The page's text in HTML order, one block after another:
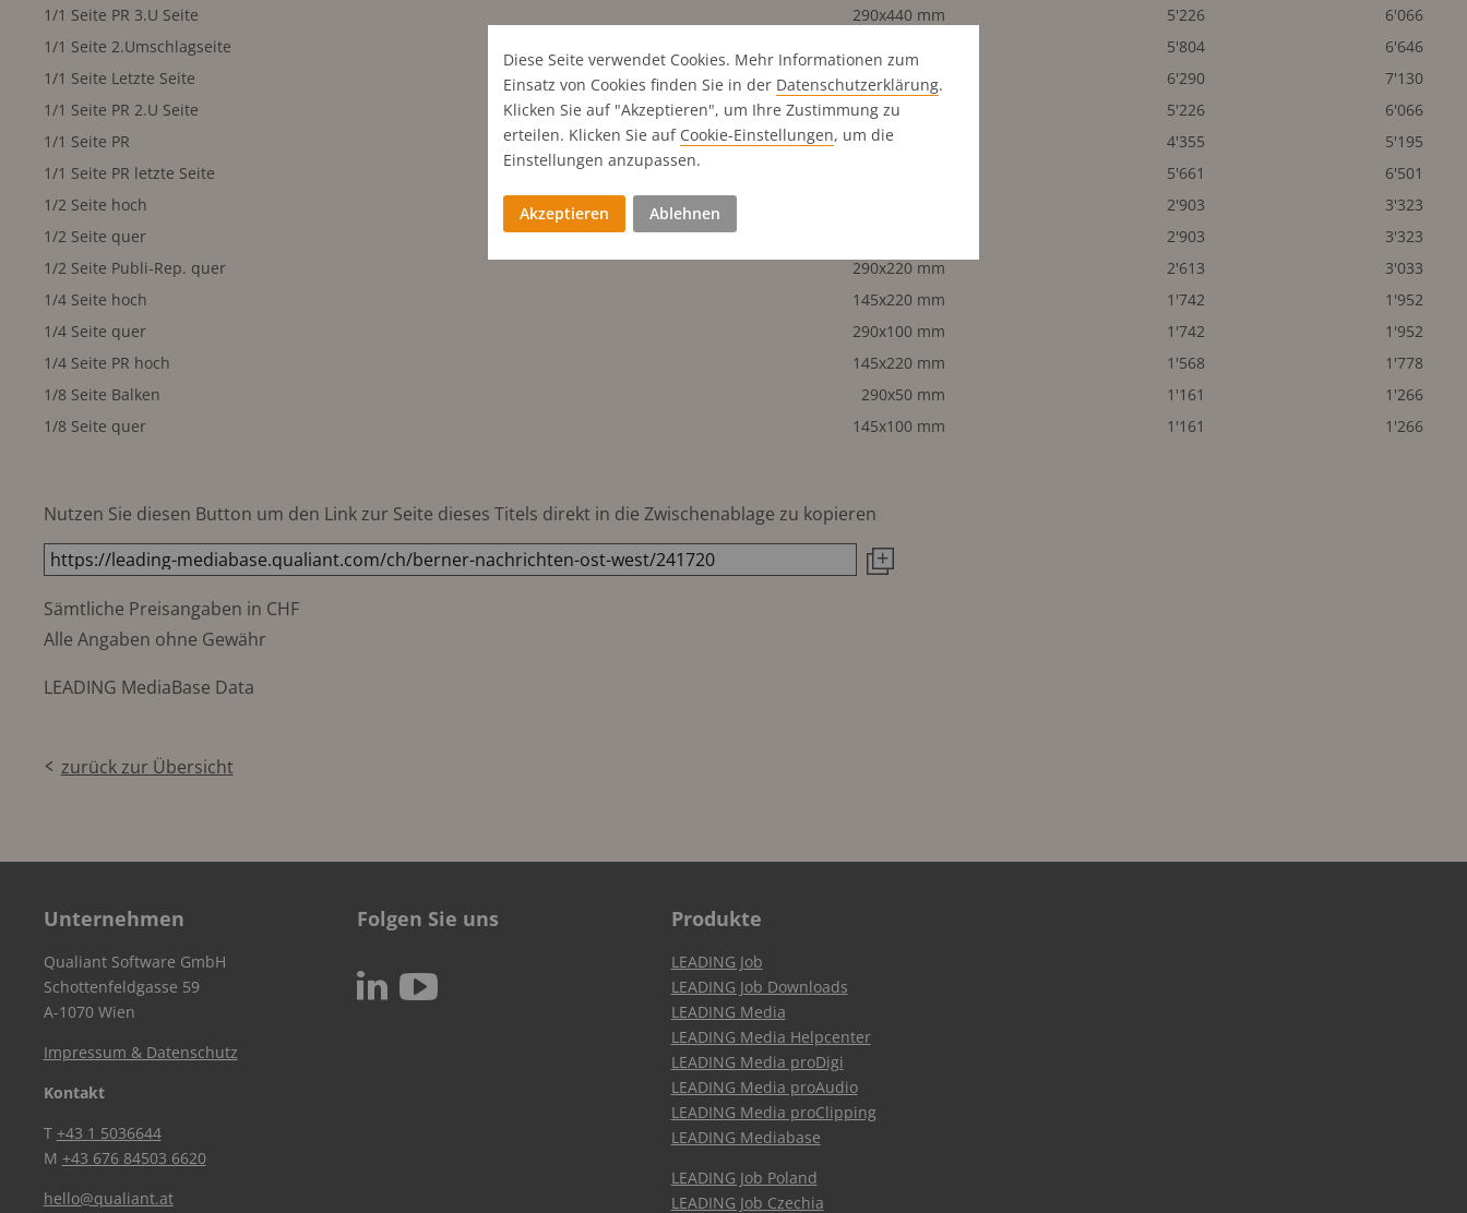
1/1 Seite PR 3.U Seite
290x440 mm 5'226
6'066
1/1 Seite 2.Umschlagseite
5'804
6'646
1/1 Seite Letzte Seite
290x440 mm 6'290
7'130
1/1 Seite PR 2.U Seite
290x440 mm 5'226
6'066
1/1 Seite PR
290x440 mm 4'355
5'195
1/1 Seite PR letzte Seite
5'661
6'501
1/2 Seite hoch
2'903
3'323
1/2 Seite quer
2'903
3'323
1/2 Seite Publi-Rep. quer
290x220 mm 2'613
3'033
1/4 Seite hoch
145x220 mm 1'742
1'952
1/4 Seite quer
290x100 mm 1'742
1'952
1/4 Seite PR hoch
145x220 mm 1'568
1'778
1/8 Seite Balken
290x50 mm 1'161
1'266
1/8 Seite quer
145x100 mm 1'161 1'266
Nutzen Sie diesen Button um den Link zur Seite dieses Titels direkt in die Zwischenablage zu kopieren
Sämtliche Preisangaben in CHF
Alle Angaben ohne Gewähr
LEADING MediaBase Data
zurück zur Übersicht
Unternehmen
Qualiant Software GmbH
Schottenfeldgasse 59
A-1070 Wien
Impressum & Datenschutz
Kontakt
T +43 1 5036644
M +43 676 84503 6620
hello@qualiant.at
Folgen Sie uns
N c
Produkte
LEADING Job
LEADING Job Downloads
LEADING Media
LEADING Media Helpcenter
LEADING Media proDigi
LEADING Media proAudio
LEADING Media proClipping
LEADING Mediabase
LEADING Job Poland
LEADING Job Czechia
Diese Seite verwendet Cookies. Mehr Informationen zum
Einsatz von Cookies finden Sie in der Datenschutz­erklärung.
Klicken Sie auf "Akzeptieren", um Ihre Zustimmung zu
erteilen. Klicken Sie auf Cookie-Einstellungen, um die
Einstellungen anzupassen.
Akzeptieren Ablehnen